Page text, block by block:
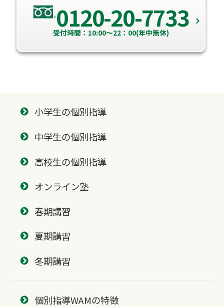
0120-20-7733
受付時間：10:00～22：00(年中無休)
小学生の個別指導
中学生の個別指導
高校生の個別指導
オンライン塾
春期講習
夏期講習
冬期講習
個別指導WAMの特徴